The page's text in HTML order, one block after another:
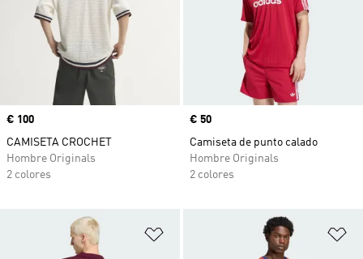
Precio
€ 100
CAMISETA CROCHET
Hombre Originals
2 colores
Precio
€ 50
Camiseta de punto calado
Hombre Originals
2 colores
Añadir a la lista de deseos